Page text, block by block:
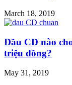
March 18, 2019
Đầu CD nào
triệu đồng?
May 31, 2019